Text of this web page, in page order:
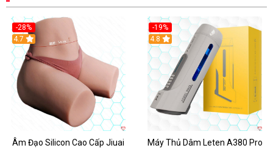
-28%
4.7
Âm Đạo Silicon Cao Cấp Jiuai
-19%
Hot
4.8
Máy Thủ Dâm Leten A380 Pro